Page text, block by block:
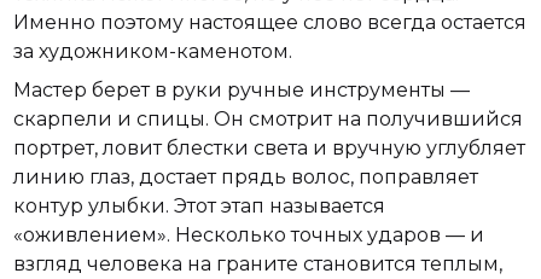
Именно поэтому настоящее слово всегда остается
за художником-каменотом.
Мастер берет в руки ручные инструменты —
скарпели и спицы. Он смотрит на получившийся
портрет, ловит блестки света и вручную углубляет
линию глаз, достает прядь волос, поправляет
контур улыбки. Этот этап называется
«оживлением». Несколько точных ударов — и
взгляд человека на граните становится теплым,